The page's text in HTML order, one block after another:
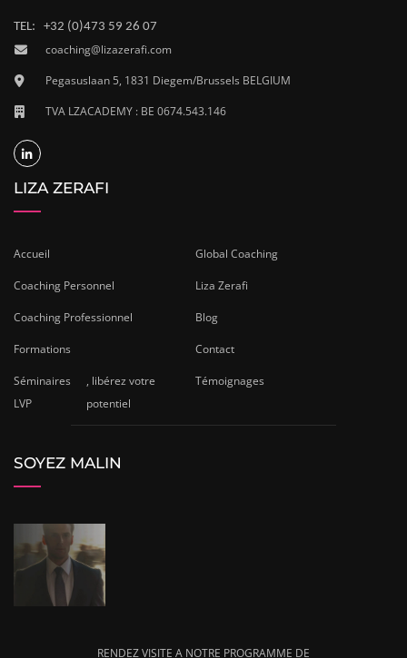
TEL: +32 (0)473 59 26 07
coaching@lizazerafi.com
Pegasuslaan 5, 1831 Diegem/Brussels BELGIUM
TVA LZACADEMY : BE 0674.543.146
LIZA ZERAFI
Accueil Global Coaching
Coaching Personnel Liza Zerafi
Coaching Professionnel Blog
Formations Contact
Séminaires
LVP
, libérez votre
potentiel
Témoignages
SOYEZ MALIN
RENDEZ VISITE A NOTRE PROGRAMME DE